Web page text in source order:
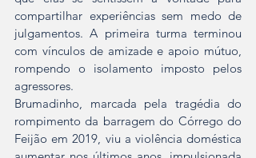
compartilhar experiências sem medo de
julgamentos. A primeira turma terminou
com vínculos de amizade e apoio mútuo,
rompendo o isolamento imposto pelos
agressores.
Brumadinho, marcada pela tragédia do
rompimento da barragem do Córrego do
Feijão em 2019, viu a violência doméstica